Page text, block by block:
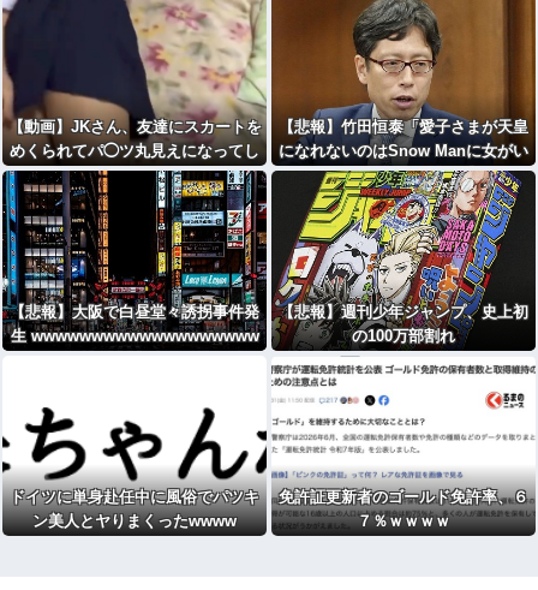
【動画】JKさん、友達にスカートを
めくられてパ◯ツ丸見えになってし
まうｗｗｗwｗｗｗｗｗｗｗｗ
【悲報】竹田恒泰「愛子さまが天皇
になれないのはSnow Manに女がい
ないのと同じ」X民「養子案はSno
w Manに竹田恒泰が入るようなも
の」
【悲報】大阪で白昼堂々誘拐事件発
生 wwwwwwwwwwwwwwwwwww
【悲報】週刊少年ジャンプ、史上初
の100万部割れ
ドイツに単身赴任中に風俗でパツキ
ン美人とヤりまくったwwww
免許証更新者のゴールド免許率、６
７％ｗｗｗｗ